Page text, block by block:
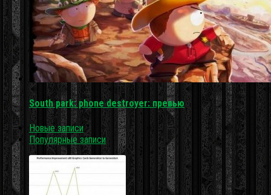
South park: phone destroyer: превью
Новые записи
Популярные записи